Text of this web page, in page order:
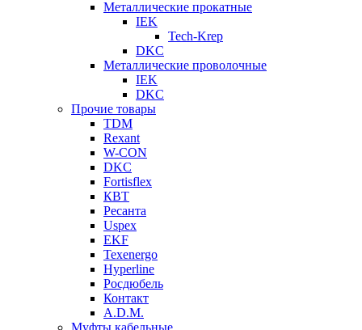
Металлические прокатные
IEK
Tech-Krep
DKC
Металлические проволочные
IEK
DKC
Прочие товары
TDM
Rexant
W-CON
DKC
Fortisflex
КВТ
Ресанта
Uspex
EKF
Texenergo
Hyperline
Росдюбель
Контакт
A.D.M.
Муфты кабельные